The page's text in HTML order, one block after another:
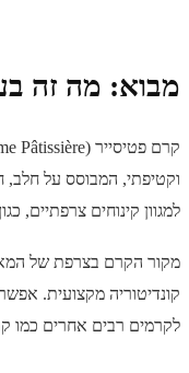
מבוא: מה זה
וקטיפתי, המבוסס על חלב,
למגוון קינוחים צרפתיים,
קונדיטוריה מקצועית.
לקרמים רבים אחרים כמו